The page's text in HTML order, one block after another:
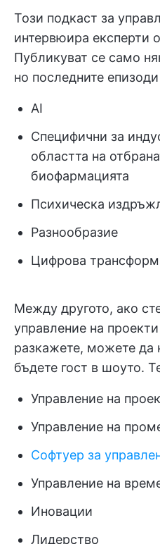
Този подкаст за
интервюира експерти
Публикуват се само
но последните епизоди
AI
Специфични за
областта на
биофармацията
Психическа
Разнообразие
Цифрова
Между другото, ако
управление на
разкажете, можете да
бъдете гост в шоуто.
Управление на
Управление на
Софтуер за
Управление на
Иновации
Лидерство